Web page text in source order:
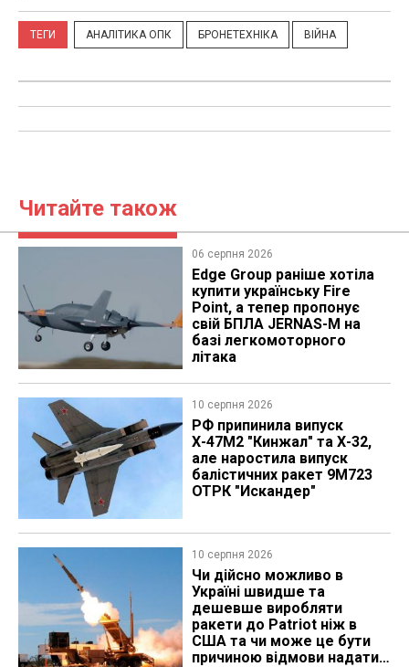
ТЕГИ АНАЛІТИКА ОПК БРОНЕТЕХНІКА ВІЙНА
Читайте також
06 серпня 2026
Edge Group раніше хотіла
купити українську Fire
Point, а тепер пропонує
свій БПЛА JERNAS-M на
базі легкомоторного
літака
10 серпня 2026
РФ припинила випуск
Х-47М2 "Кинжал" та Х-32,
але наростила випуск
балістичних ракет 9М723
ОТРК "Искандер"
10 серпня 2026
Чи дійсно можливо в
Україні швидше та
дешевше виробляти
ракети до Patriot ніж в
США та чи може це бути
причиною відмови надати